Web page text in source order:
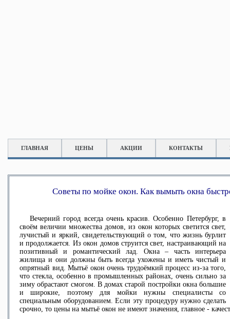
ГЛАВНАЯ ЦЕНЫ АКЦИИ КОНТАКТЫ
Советы по мойке окон. Как вымыть окна
Вечерний город всегда очень красив. Особенно Петербург, в
своём величии множества домов, из окон которых светится свет,
лучистый и яркий, свидетельствующий о том, что жизнь бурлит
и продолжается. Из окон домов струится свет, настраивающий на
позитивный и романтический лад. Окна – часть интерьера
жилища и они должны быть всегда ухожены и иметь чистый и
опрятный вид. Мытьё окон очень трудоёмкий процесс из-за того,
что стекла, особенно в промышленных районах, очень сильно за
зиму обрастают смогом. В домах старой постройки окна большие
и широкие, поэтому для мойки нужны специалисты со
специальным оборудованием. Если эту процедуру нужно сделать
срочно, то цены на мытьё окон не имеют значения, главное -